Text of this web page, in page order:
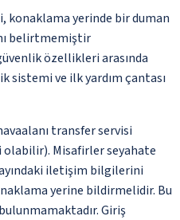
konaklama yerinde bir duman
belirtmemiştir
özellikleri arasında
sistemi ve ilk yardım çantası
transfer servisi
Misafirler seyahate
iletişim bilgilerini
yerine bildirmelidir. Bu
Giriş